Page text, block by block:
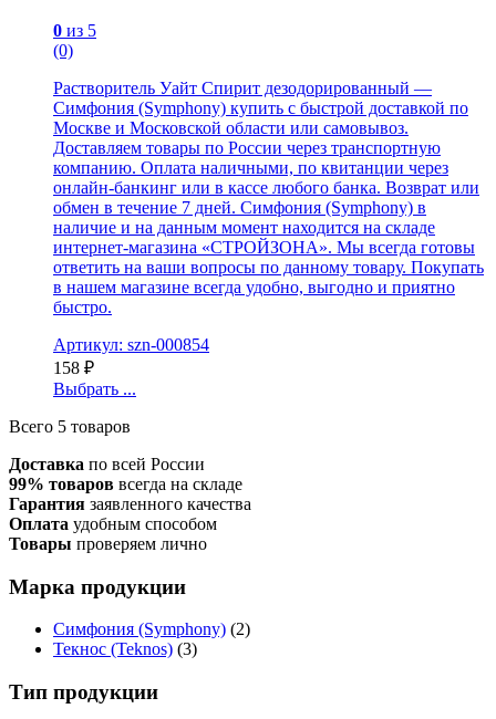
0 из 5
(0)
Растворитель Уайт Спирит дезодорированный —
Симфония (Symphony) купить с быстрой доставкой по
Москве и Московской области или самовывоз.
Доставляем товары по России через транспортную
компанию. Оплата наличными, по квитанции через
онлайн-банкинг или в кассе любого банка. Возврат или
обмен в течение 7 дней. Симфония (Symphony) в
наличие и на данным момент находится на складе
интернет-магазина «СТРОЙЗОНА». Мы всегда готовы
ответить на ваши вопросы по данному товару. Покупать
в нашем магазине всегда удобно, выгодно и приятно
быстро.
Артикул: szn-000854
158 ₽
Выбрать ...
Всего 5 товаров
Доставка по всей России
99% товаров всегда на складе
Гарантия заявленного качества
Оплата удобным способом
Товары проверяем лично
Марка продукции
Симфония (Symphony) (2)
Текнос (Teknos) (3)
Тип продукции